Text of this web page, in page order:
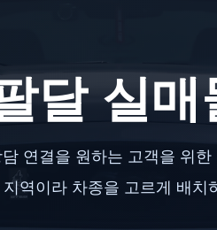
달 실
연결을 원하는 고객을 위
역이라 차종을 고르게 배치